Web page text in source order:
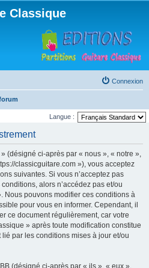
Classique
Connexion
Langue :
(désigné ci-après par « nous », « notre »,
classicguitare.com »), vous acceptez
suivantes. Si vous n’acceptez pas
alors n’accédez pas et/ou
Nous pouvons modifier ces conditions à
pour vous en informer. Cependant, il
ce document régulièrement, car votre
» après toute modification constitue
par les conditions mises à jour et/ou
(désigné ci-après par « ils », « eux »,